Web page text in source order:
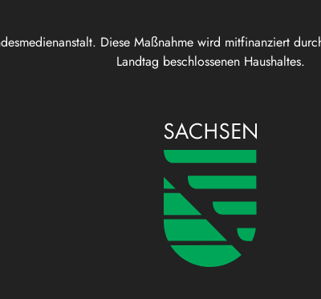
Diese Maßnahme wird mitfinanziert
Landtag beschlossenen Haushaltes.